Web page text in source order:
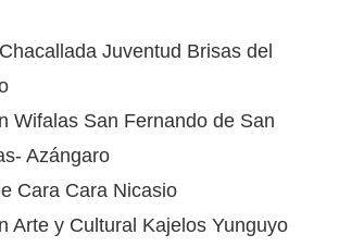
Juventud Brisas del
Wifalas San Fernando de San
Azángaro
Cara Cara Nicasio
Arte y Cultural Kajelos Yunguyo